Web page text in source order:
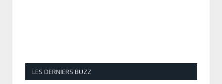
LES DERNIERS BUZZ